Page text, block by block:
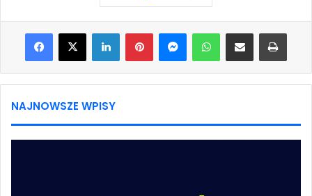
Facebook
X LinkedInPinterestMessengerWhatsAppShare via Email Print
NAJNOWSZE WPISY